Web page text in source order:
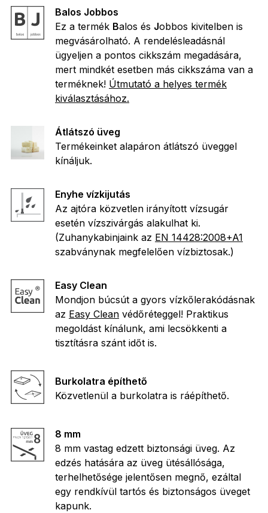
Balos Jobbos
Ez a termék Balos és Jobbos kivitelben is
megvásárolható. A rendelésleadásnál
ügyeljen a pontos cikkszám megadására,
mert mindkét esetben más cikkszáma van a
terméknek! Útmutató a helyes termék
kiválasztásához.
Átlátszó üveg
Termékeinket alapáron átlátszó üveggel
kínáljuk.
Enyhe vízkijutás
Az ajtóra közvetlen irányított vízsugár
esetén vízszivárgás alakulhat ki.
(Zuhanykabinjaink az EN 14428:2008+A1
szabványnak megfelelően vízbiztosak.)
Easy Clean
Mondjon búcsút a gyors vízkőlerakódásnak
az Easy Clean védőréteggel! Praktikus
megoldást kínálunk, ami lecsökkenti a
tisztításra szánt időt is.
Burkolatra építhető
Közvetlenül a burkolatra is ráépíthető.
8 mm
8 mm vastag edzett biztonsági üveg. Az
edzés hatására az üveg ütésállósága,
terhelhetősége jelentősen megnő, ezáltal
egy rendkívül tartós és biztonságos üveget
kapunk.